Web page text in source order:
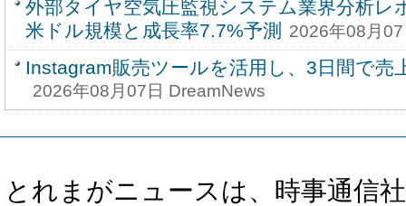
外部タイヤ空気圧監視システム業界分析レ
米ドル規模と成長率7.7%予測
2026年08月
Instagram販売ツールを活用し、3日間で売
2026年08月07日 DreamNews
とれまがニュースは、時事通信